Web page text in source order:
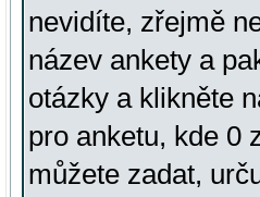
nevidíte, zřejmě
název ankety a
otázky a klikněte
pro anketu, kde 0
můžete zadat,